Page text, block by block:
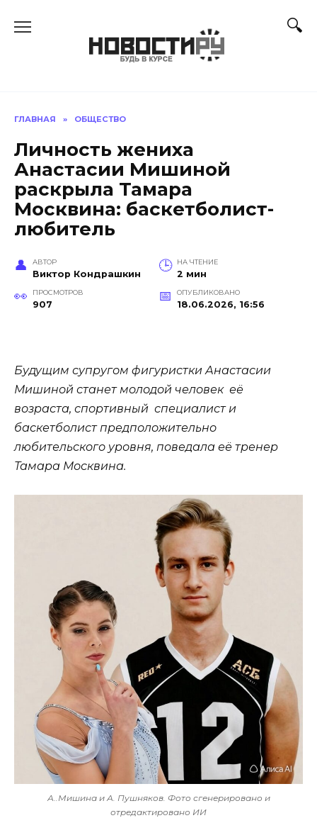
ГЛАВНАЯ » ОБЩЕСТВО
Личность жениха
Анастасии Мишиной
раскрыла Тамара
Москвина: баскетболист-
любитель
АВТОР
Виктор Кондрашкин
НА ЧТЕНИЕ
2 мин
ПРОСМОТРОВ
907
ОПУБЛИКОВАНО
18.06.2026, 16:56
Будущим супругом фигуристки Анастасии
Мишиной станет молодой человек её
возраста, спортивный специалист и
баскетболист предположительно
любительского уровня, поведала её тренер
Тамара Москвина.
А..Мишина и А. Пушняков. Фото сгенерировано и
отредактировано ИИ